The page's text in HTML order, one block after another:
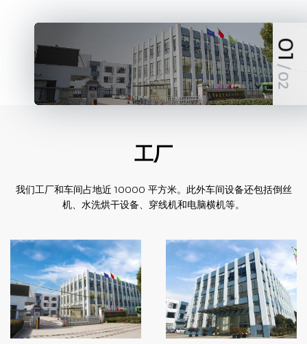
01
/ 02
工厂
我们工厂和车间占地近 10000 平方米。此外车间设备还包括倒丝
机、水洗烘干设备、穿线机和电脑横机等。